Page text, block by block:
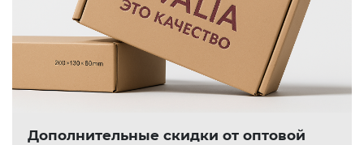
Дополнительные скидки от оптовой